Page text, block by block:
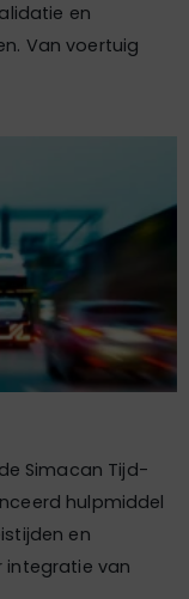
en
Van voertuig
Simacan Tijd-
hulpmiddel
en
integratie van